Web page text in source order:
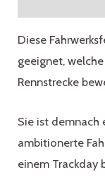
Diese
geeignet,
Rennstrecke
Sie ist demnach
ambitionerte
einem Trackday